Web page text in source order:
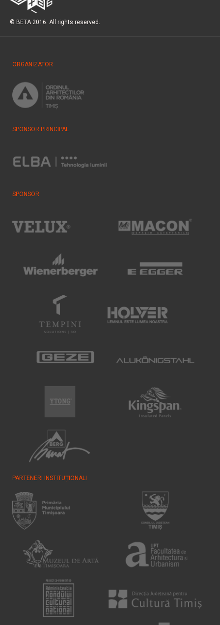
© BETA 2016. All rights reserved.
ORGANIZATOR
SPONSOR PRINCIPAL
SPONSOR
PARTENERI INSTITUȚIONALI